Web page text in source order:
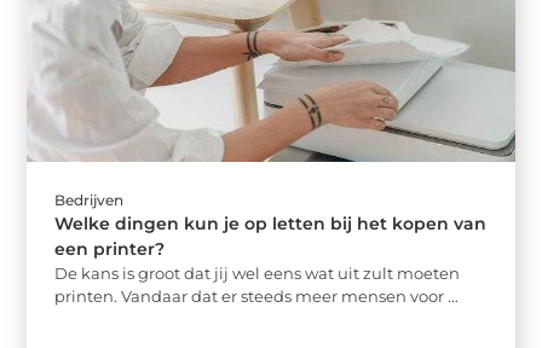
Bedrijven
Welke dingen kun je op letten bij het kopen van
een printer?
De kans is groot dat jij wel eens wat uit zult moeten
printen. Vandaar dat er steeds meer mensen voor ...